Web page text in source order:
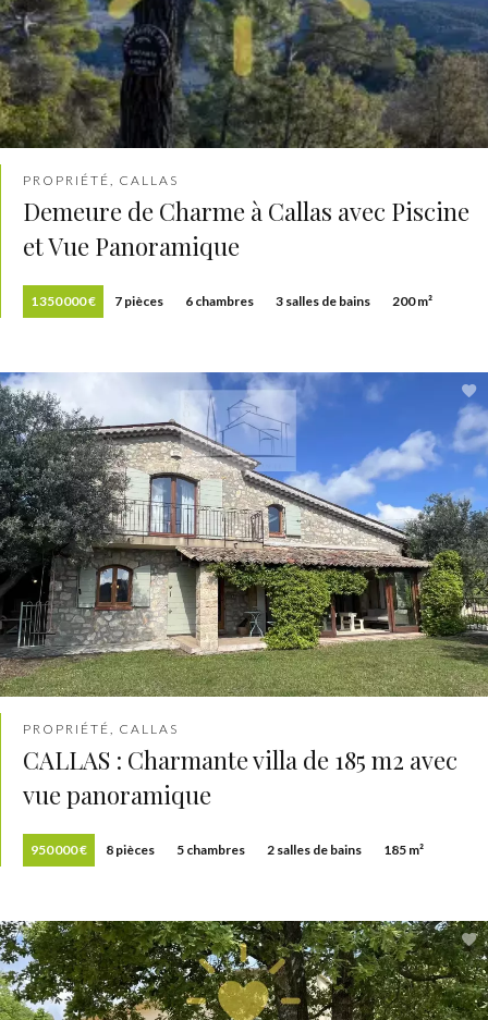
PROPRIÉTÉ, CALLAS
Demeure de Charme à Callas avec Piscine
et Vue Panoramique
1 350 000 € 7 pièces 6 chambres 3 salles de bains 200 m²
PROPRIÉTÉ, CALLAS
CALLAS : Charmante villa de 185 m2 avec
vue panoramique
950 000 € 8 pièces 5 chambres 2 salles de bains 185 m²